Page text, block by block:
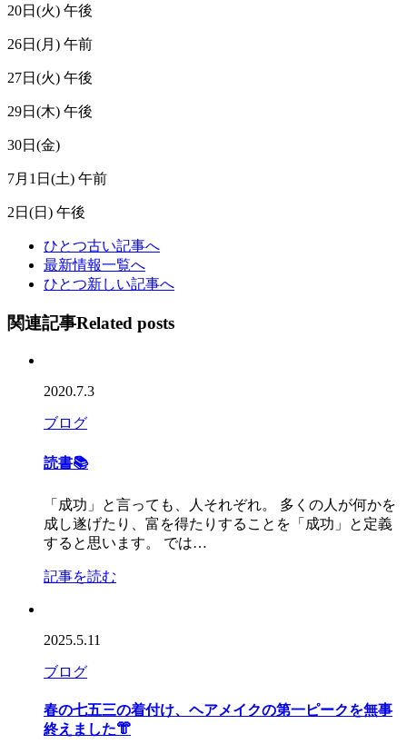
20日(火) 午後
26日(月) 午前
27日(火) 午後
29日(木) 午後
30日(金)
7月1日(土) 午前
2日(日) 午後
ひとつ古い記事へ
最新情報一覧へ
ひとつ新しい記事へ
関連記事Related posts
2020.7.3
ブログ
読書📚
「成功」と言っても、人それぞれ。 多くの人が何かを
成し遂げたり、富を得たりすることを「成功」と定義
すると思います。 では…
記事を読む
2025.5.11
ブログ
春の七五三の着付け、ヘアメイクの第一ピークを無事
終えました👘